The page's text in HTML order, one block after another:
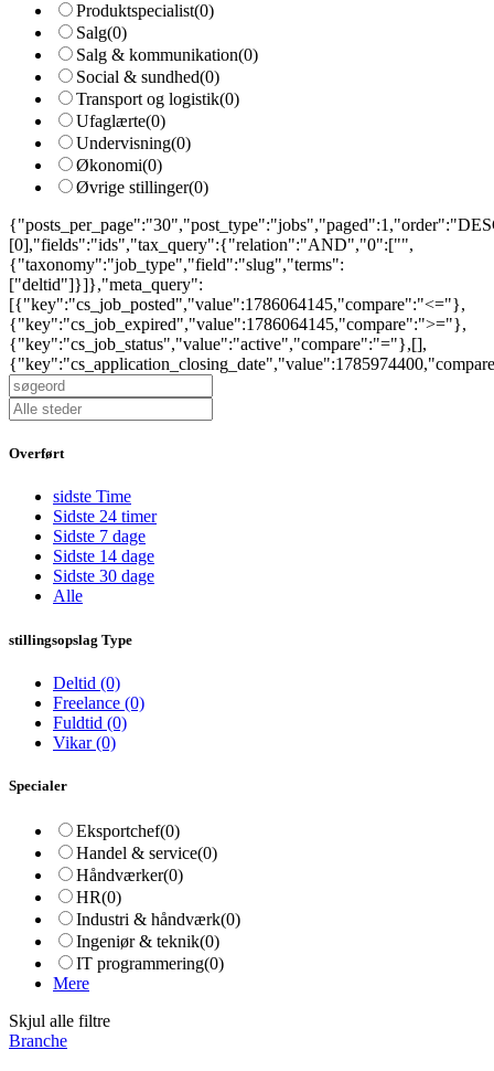
Produktspecialist(0)
Salg(0)
Salg & kommunikation(0)
Social & sundhed(0)
Transport og logistik(0)
Ufaglærte(0)
Undervisning(0)
Økonomi(0)
Øvrige stillinger(0)
[0],"fields":"ids","tax_query":{"relation":"AND","0":["",
{"taxonomy":"job_type","field":"slug","terms":
["deltid"]}]},"meta_query":
[{"key":"cs_job_posted","value":1786064145,"compare":"<="},
{"key":"cs_job_expired","value":1786064145,"compare":">="},
{"key":"cs_job_status","value":"active","compare":"="},[],
Overført
sidste Time
Sidste 24 timer
Sidste 7 dage
Sidste 14 dage
Sidste 30 dage
Alle
stillingsopslag Type
Deltid (0)
Freelance (0)
Fuldtid (0)
Vikar(0)
Specialer
Eksportchef(0)
Handel & service(0)
Håndværker(0)
HR(0)
Industri & håndværk(0)
Ingeniør & teknik(0)
IT programmering(0)
Mere
Skjul alle filtre
Branche